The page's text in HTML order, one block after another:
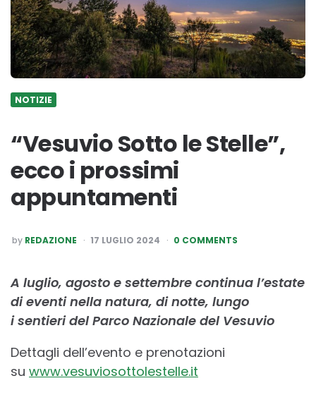
NOTIZIE
“Vesuvio Sotto le Stelle”,
ecco i prossimi
appuntamenti
POSTED
BY
by REDAZIONE 17 LUGLIO 2024 0 COMMENTS
A luglio, agosto e settembre continua l’estate
di eventi nella natura, di notte, lungo
isentieri del Parco Nazionale del Vesuvio
Dettagli dell’evento e prenotazioni
su www.vesuviosottolestelle.it